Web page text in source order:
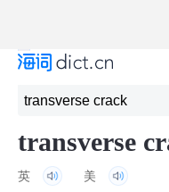
transverse
英 美